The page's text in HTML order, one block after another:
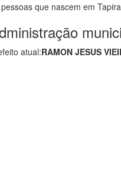
que nascem em
atual:RAMON JESUS